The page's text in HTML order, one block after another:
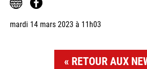
mardi 14 mars 2023 à 11h03
RETOUR AUX